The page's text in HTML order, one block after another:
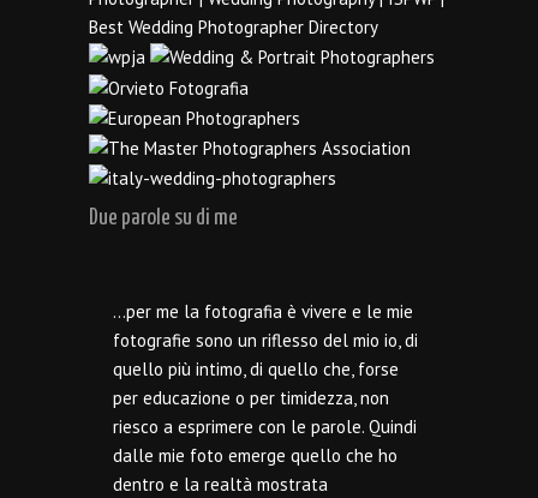
Due parole su di me
…per me la fotografia è vivere e le mie
fotografie sono un riflesso del mio io, di
quello più intimo, di quello che, forse
per educazione o per timidezza, non
riesco a esprimere con le parole. Quindi
dalle mie foto emerge quello che ho
dentro e la realtà mostrata